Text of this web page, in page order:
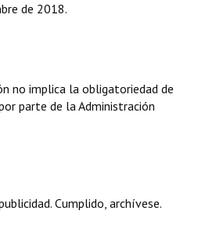
de 2018.
no implica la obligatoriedad de
parte de la Administración
Cumplido, archívese.